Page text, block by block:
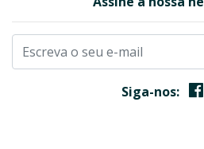
Siga-nos: